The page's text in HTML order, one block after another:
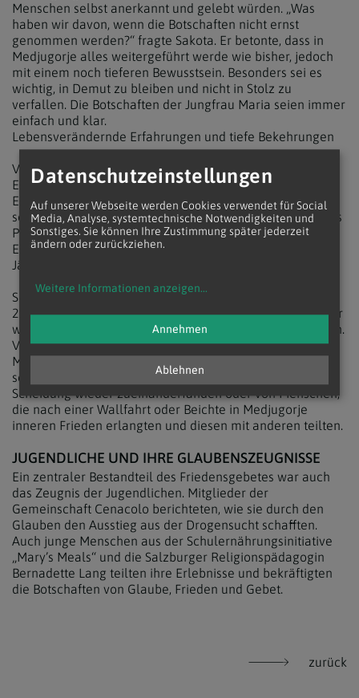
Menschen selbst anerkannt und gelebt würden. „Was
haben wir davon, wenn die Botschaften nicht ernst
genommen werden?“ fragte Sakota. Er betonte, dass in
Medjugorje alles weitergeführt werde wie bisher, jedoch
mit einem noch tieferen Bewusstsein. Besonders sei es
wichtig, in Demut zu bleiben und nicht in Stolz zu
verfallen. Die Botschaften der Jungfrau Maria seien immer
einfach und klar.
Lebensverändernde Erfahrungen und tiefe Bekehrungen
Vor der Messe erzählte P. Sakota von seinen eigenen
Erfahrungen in Medjugorje, wo er als Kind die ersten
Erscheinungen miterlebte. Diese Erlebnisse prägten
seinen Weg in den Franziskanerorden und später auch ins
Priestertum. Medjugorje habe ihm gelehrt, das
Evangelium zu verstehen und zu leben, sagte der 56-
Jährige.
Seit seiner Zeit als Pfarrer in Medjugorje von 2013 bis
2023 und auch heute noch als Seelsorger erlebt er immer
wieder radikale Lebensveränderungen bei den Gläubigen.
Viele Menschen, darunter sogar Atheisten, fanden durch
Medjugorje den Weg zu Gott. Besonders eindrucksvoll
seien auch die Berichte von Paaren, die nach einer
Scheidung wieder zueinanderfanden oder von Menschen,
die nach einer Wallfahrt oder Beichte in Medjugorje
inneren Frieden erlangten und diesen mit anderen teilten.
JUGENDLICHE UND IHRE GLAUBENSZEUGNISSE
Ein zentraler Bestandteil des Friedensgebetes war auch
das Zeugnis der Jugendlichen. Mitglieder der
Gemeinschaft Cenacolo berichteten, wie sie durch den
Glauben den Ausstieg aus der Drogensucht schafften.
Auch junge Menschen aus der Schulernährungsinitiative
„Mary’s Meals“ und die Salzburger Religionspädagogin
Bernadette Lang teilten ihre Erlebnisse und bekräftigten
die Botschaften von Glaube, Frieden und Gebet.
zurück
Datenschutzeinstellungen
Auf unserer Webseite werden Cookies verwendet für Social
Media, Analyse, systemtechnische Notwendigkeiten und
Sonstiges. Sie können Ihre Zustimmung später jederzeit
ändern oder zurückziehen.
Weitere Informationen anzeigen...
Ablehnen
Annehmen